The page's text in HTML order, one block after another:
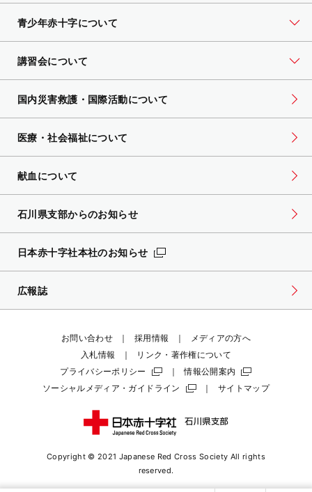
青少年赤十字について
講習会について
国内災害救護・国際活動について
医療・社会福祉について
献血について
石川県支部からのお知らせ
日本赤十字社本社のお知らせ
広報誌
お問い合わせ 採用情報
メディアの方へ
入札情報
リンク・著作権について
プライバシーポリシー
情報公開案内
ソーシャルメディア・ガイドライン
サイトマップ
Copyright © 2021 Japanese Red Cross Society All rights
reserved.